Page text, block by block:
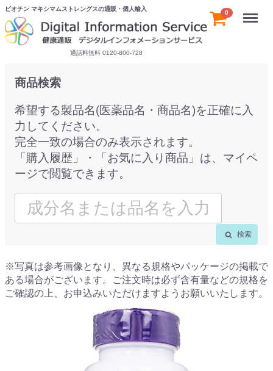
ビオチン マキシマムストレングスの通販・個人輸入
通話料無料 0120-800-728
0 Menu
商品検索
希望する製品名(医薬品名・商品名)を正確に入
力してください。
完全一致の場合のみ表示されます。
「購入履歴」・「お気に入り商品」は、マイペ
ージで閲覧できます。
検索
※写真は参考画像となり、異なる規格やパッケージの掲載で
ある場合がございます。ご注文時は必ず含有量などの規格を
ご確認の上、お申込みいただけますようお願いいたします。